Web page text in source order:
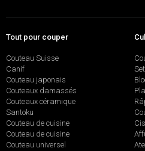
Tout pour couper
Couteau Suisse
Canif
Couteau japonais
Couteaux damassés
Couteaux céramique
Santoku
Couteau de cuisine
Couteau de cuisine
Couteau universel